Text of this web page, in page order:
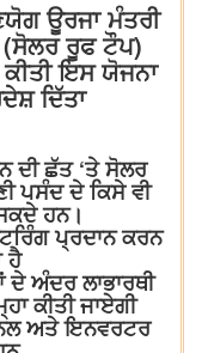
ਊਰਜਾ ਮੰਤਰੀ
ਰੂਫ ਟੌਪ)
ਇਸ ਯੋਜਨਾ
ਦਿੱਤਾ
ਦੀ ਛੱਤ ‘ਤੇ ਸੋਲਰ
ਪਸੰਦ ਦੇ ਕਿਸੇ ਵੀ
ਹਨ।
ਪ੍ਰਦਾਨ ਕਰਨ
ਹੈ
ਦੇ ਅੰਦਰ ਲਾਭਾਰਥੀ
ਕੀਤੀ ਜਾਏਗੀ
ਅਤੇ ਇਨਵਰਟਰ